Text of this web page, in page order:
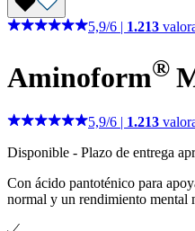
5,9/6 1.213
Aminoform®
5,9/6 | 1.213
Disponible - Plazo de entrega
Con ácido pantoténico para
normal y un rendimiento mental